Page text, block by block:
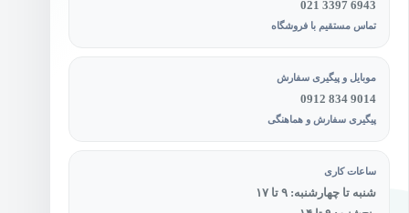
021 3397 6943
تماس مستقیم با فروشگاه
موبایل و پیگیری سفارش
0912 834 9014
پیگیری سفارش و هماهنگی
ساعات کاری
شنبه تا چهارشنبه: ۹ تا ۱۷